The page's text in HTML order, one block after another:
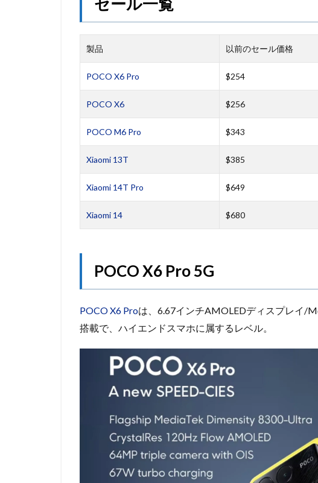
製品 以前のセール価格
POCO X6 Pro $254
POCO X6 $256
POCO M6 Pro $343
Xiaomi 13T $385
Xiaomi 14T Pro $649
Xiaomi 14 $680
POCO X6 Pro 5G
POCO X6 Proは、6.67インチAMOLEDディスプレイ/
搭載で、ハイエンドスマホに属するレベル。